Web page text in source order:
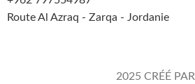
Route Al Azraq - Zarqa - Jordanie
2025 CRÉÉ PAR